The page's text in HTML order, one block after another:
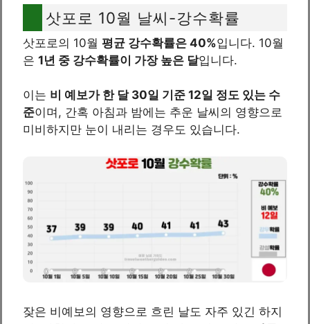
삿포로 10월 날씨-강수확률
삿포로의 10월 평균 강수확률은 40%입니다. 10월
은 1년 중 강수확률이 가장 높은 달입니다.
이는 비 예보가 한 달 30일 기준 12일 정도 있는 수
준이며, 간혹 아침과 밤에는 추운 날씨의 영향으로
미비하지만 눈이 내리는 경우도 있습니다.
잦은 비예보의 영향으로 흐린 날도 자주 있긴 하지